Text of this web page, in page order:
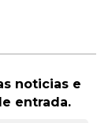
noticias e
entrada.